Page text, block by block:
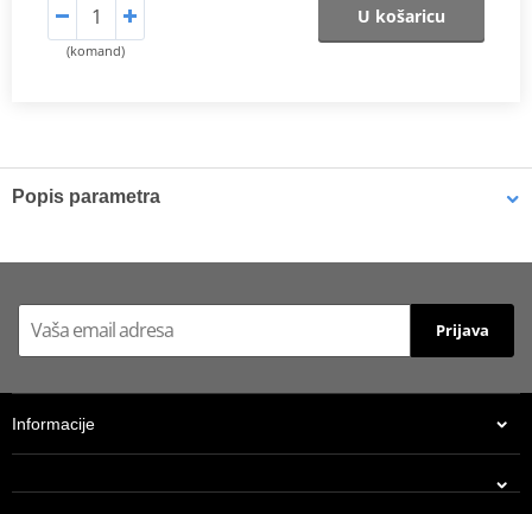
(komand)
U košaricu
Popis parametra
Prijava
Informacije